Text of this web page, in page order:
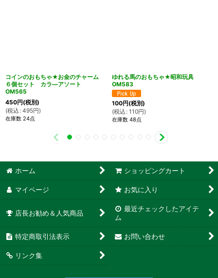
コインのおもちゃ★お金のチャーム
６個セット カラ―アソート
OM565
450円(税別)
(税込 : 495円)
在庫数 24点
ゆれる馬のおもちゃ★昭和玩具
OM583
100円(税別)
(税込 : 110円)
在庫数 48点
ホーム ショッピングカート
マイページ お気に入り
店長お勧め＆人気商品
最近チェックしたアイテ
ム
特定商取引法表示 お問い合わせ
リンク集